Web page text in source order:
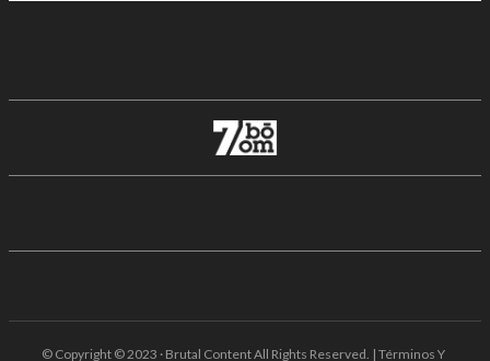
© Copyright © 2023 · Brutal Content All Rights Reserved. | Términos Y